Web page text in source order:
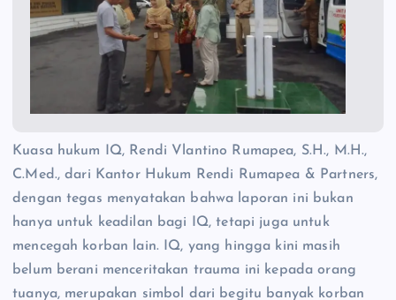
Kuasa hukum IQ, Rendi Vlantino Rumapea, S.H., M.H.,
C.Med., dari Kantor Hukum Rendi Rumapea & Partners,
dengan tegas menyatakan bahwa laporan ini bukan
hanya untuk keadilan bagi IQ, tetapi juga untuk
mencegah korban lain. IQ, yang hingga kini masih
belum berani menceritakan trauma ini kepada orang
tuanya, merupakan simbol dari begitu banyak korban